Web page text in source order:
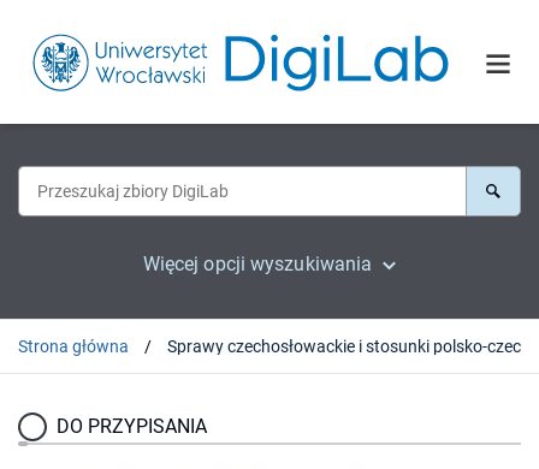
Więcej opcji wyszukiwania
Strona główna
DO PRZYPISANIA